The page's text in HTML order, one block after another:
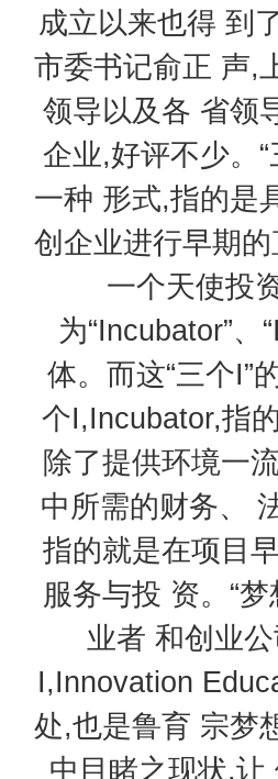
成立以来也得 到
市委书记俞正 声,
领导以及各 省领
企业,好评不少。
一种 形式,指的是
创企业进行早期
一个天使投
为“Incubator”
体。而这“三个I”
个I,Incubator,指
除了提供环境一
中所需的财务、
指的就是在项目
服务与投 资。“
业者 和创业
I,Innovation
处,也是鲁育 宗梦
中目睹之现状,让